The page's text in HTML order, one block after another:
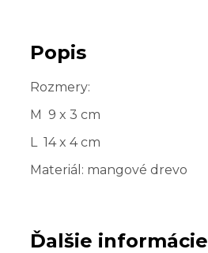
Popis
Rozmery:
M 9 x 3 cm
L 14 x 4 cm
Materiál: mangové drevo
Ďalšie informácie